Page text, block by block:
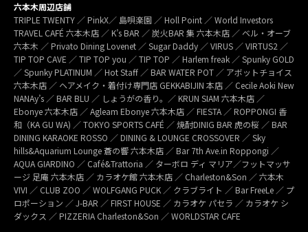
六本木周辺店舗
TRIPLE TWENTY ／ PinkX／ 島唄楽園 ／ Holl Point ／ World Investors
TRAVEL CAFÉ 六本木店 ／ K’s BAR ／ 炭火BAR 集 六本木店 ／ ベル・オーブ
六本木 ／ Privato Dining Lovenet ／ Sugar Daddy ／ VIRUS ／ VIRTUS2 ／
TIP TOP CAVE ／ TIP TOP you ／ TIP TOP ／ Harlem freak ／ Spunky GOLD
／ Spunky PLATINUM ／ Hot Staff ／ BAR WATER POT ／ アボットチョイス
六本木店 ／ ヘアメイク・着付け専門店 GEKKABIJIN 本店 ／ Cecile Aoki New
NANAy’s ／ BAR BLU ／ しょうがの香り。／ KRUN SIAM 六本木店 ／
Ebonye 六本木店 ／ Agleam Ebonye 六本木店 ／ FIESTA ／ ROPPONGI 香
和（KA GU WA) ／ TOKYO SPORTS CAFÉ ／ 焼酎DINIG BAR 虎の桜 ／ BAR
DINING KARAOKE ROSSO ／ DINING & LOUNGE CROSSOVER ／ Sky
hills&Aquarium Lounge 蒼の響 六本木店 ／ Bar 7th Ave.in Roppongi ／
AQUA GIARDINO ／ Café&Trattoria ／ ターボロ ディ マリア／フットマッサ
ージ 足庵 六本木店 ／ カラオケ館 六本木店 ／ Charleston&Son ／ 六本木
VIVI ／ CLUB ZOO ／ WOLFGANG PUCK ／ クラブライト ／ Bar FreeLe ／ プ
ロポーション ／ J-BAR ／ FIRST HOUSE ／ カラオケ パセラ ／ カラオケ シ
ダックス ／ PIZZERIA Charleston&Son ／ WORLDSTAR CAFE